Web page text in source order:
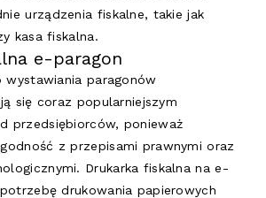
urządzenia fiskalne, takie jak
kasa fiskalna.
e-paragon
wystawiania paragonów
się coraz popularniejszym
przedsiębiorców, ponieważ
z przepisami prawnymi oraz
Drukarka fiskalna na e-
drukowania papierowych